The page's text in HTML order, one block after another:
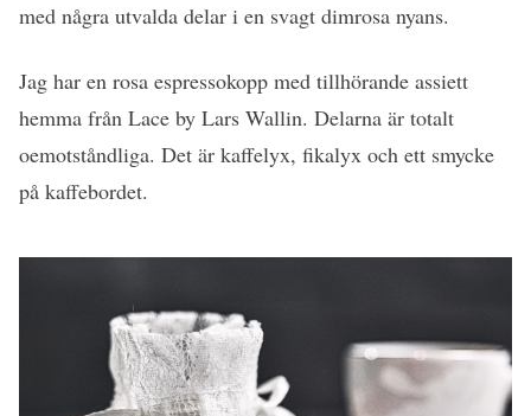
med några utvalda delar i en svagt dimrosa nyans.
Jag har en rosa espressokopp med tillhörande assiett
hemma från Lace by Lars Wallin. Delarna är totalt
oemotståndliga. Det är kaffelyx, fikalyx och ett smycke
på kaffebordet.